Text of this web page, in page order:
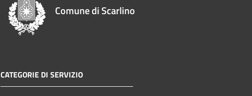
Comune di Scarlino
CATEGORIE DI SERVIZIO